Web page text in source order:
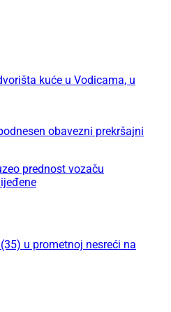
kuće u Vodicama, u
obavezni prekršajni
prednost vozaču
u prometnoj nesreći na